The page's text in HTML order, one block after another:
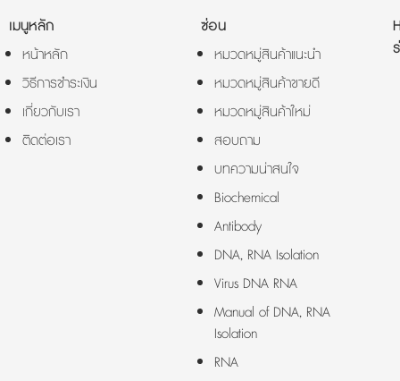
เมนูหลัก
หน้าหลัก
วิธีการชำระเงิน
เกี่ยวกับเรา
ติดต่อเรา
ซ่อน
หมวดหมู่สินค้าแนะนำ
หมวดหมู่สินค้าขายดี
หมวดหมู่สินค้าใหม่
สอบถาม
บทความน่าสนใจ
Biochemical
Antibody
DNA, RNA Isolation
Virus DNA RNA
Manual of DNA, RNA
Isolation
RNA